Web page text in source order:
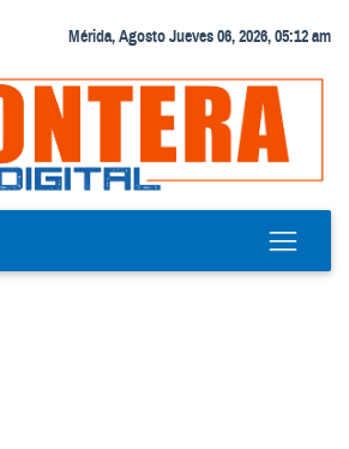
Mérida, Agosto Jueves 06, 2026, 05:12 am